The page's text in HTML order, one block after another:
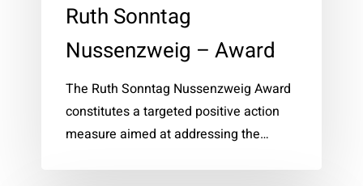
Ruth Sonntag
Nussenzweig – Award
The Ruth Sonntag Nussenzweig Award
constitutes a targeted positive action
measure aimed at addressing the…